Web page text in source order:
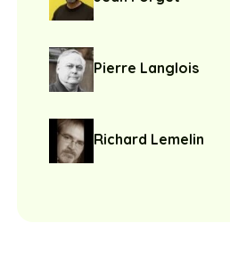
Pierre Langlois
Richard Lemelin